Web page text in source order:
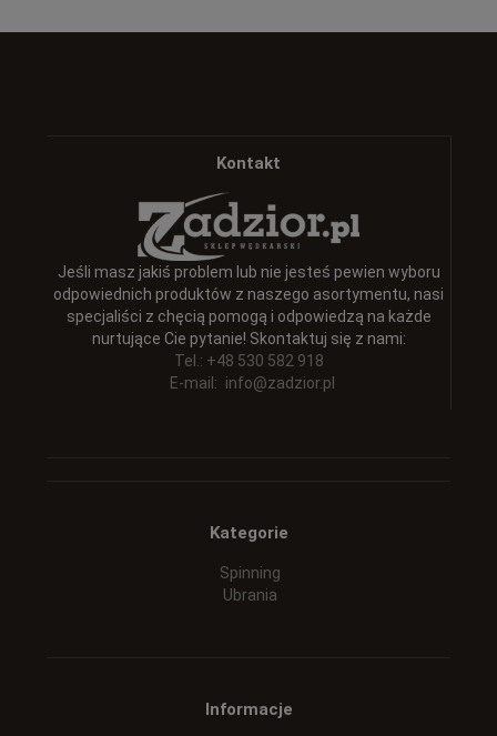
Kontakt
Jeśli masz jakiś problem lub nie jesteś pewien wyboru
odpowiednich produktów z naszego asortymentu, nasi
specjaliści z chęcią pomogą i odpowiedzą na każde
nurtujące Cie pytanie! Skontaktuj się z nami:
Tel.: +48 530 582 918
E-mail: info@zadzior.pl
Kategorie
Spinning
Ubrania
Informacje